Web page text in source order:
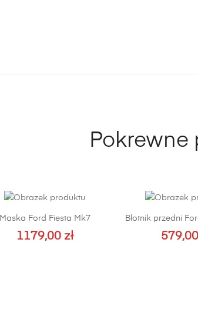
Pokrewne
Maska Ford Fiesta Mk7
1179,00 zł
Błotnik przedni
579,00